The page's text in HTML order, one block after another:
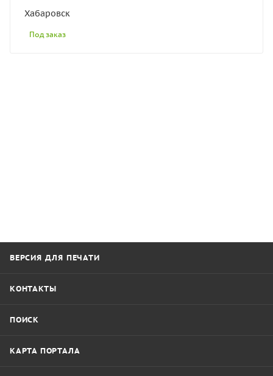
Хабаровск
Под заказ
ВЕРСИЯ ДЛЯ ПЕЧАТИ
КОНТАКТЫ
ПОИСК
КАРТА ПОРТАЛА